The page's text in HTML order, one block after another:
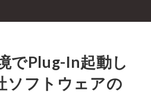
でPlug-In起動し
ソフトウェアの